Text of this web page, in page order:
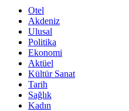
Otel
Akdeniz
Ulusal
Politika
Ekonomi
Aktüel
Kültür Sanat
Tarih
Sağlık
Kadın